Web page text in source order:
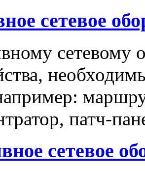
сетевое
сетевому
патч-
сетевое